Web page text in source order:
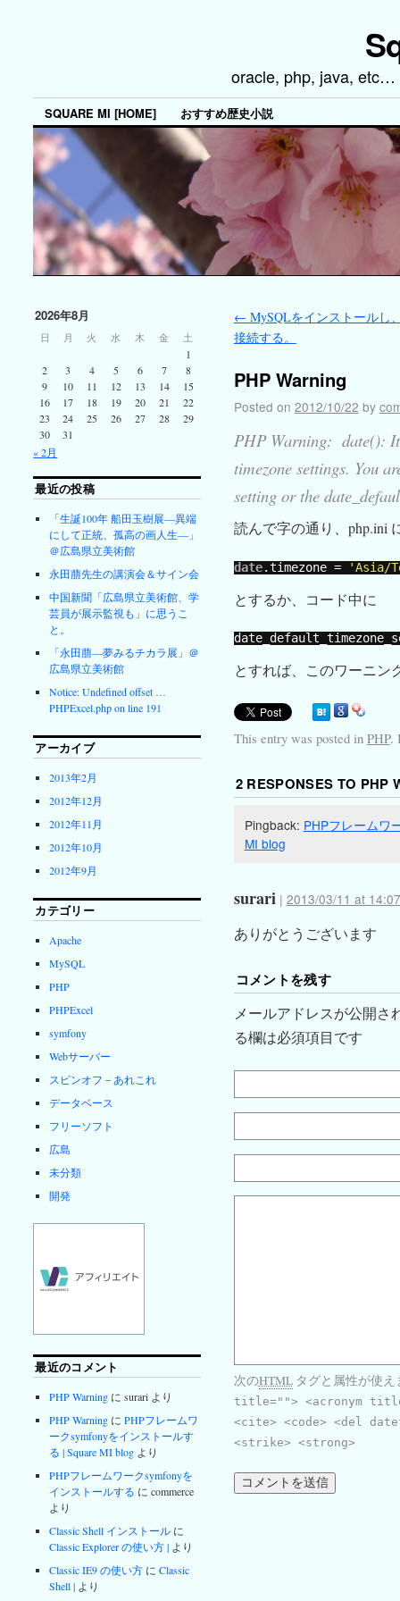
oracle, php, java, etc…
SQUARE MI [HOME] おすすめ歴史小説
← MySQLをインストールし
接続する。
PHP Warning
Posted on 2012/10/22 by
PHP Warning: date(): It
timezone settings. You
setting or the
読んで字の通り、php.ini
date.timezone = 'Asia/
とするか、コード中に
とすれば、このワーニン
This entry was posted in PHP.
2 RESPONSES TO PHP
Pingback: PHPフレームワ
MI blog
surari | 2013/03/11 at 14:07
ありがとうございます
コメントを残す
メールアドレスが公開
る欄は必須項目です
次のHTMLタグと属性が使え
title=""> <acronym
<cite> <code> <del
<strike> <strong>
2026年8月
日 月 火 水 木 金 土
« 2月
1
2
3 4 5 6 7
8
9
10 11 12 13 14
15
16
17 18 19 20 21
22
23
24 25 26 27 28
29
30
31
最近の投稿
「生誕100年 船田玉樹展―異端
にして正統、孤高の画人生―」
＠広島県立美術館
永田萠先生の講演会＆サイン会
中国新聞「広島県立美術館、学
芸員が展示監視も」に思うこ
と。
「永田萠―夢みるチカラ展」＠
広島県立美術館
Notice: Undefined offset …
PHPExcel.php on line 191
アーカイブ
2013年2月
2012年12月
2012年11月
2012年10月
2012年9月
カテゴリー
Apache
MySQL
PHP
PHPExcel
symfony
Webサーバー
スピンオフ－あれこれ
データベース
フリーソフト
広島
未分類
開発
最近のコメント
PHP Warning に surari より
PHP Warning にPHPフレームワ
ークsymfonyをインストールす
る | Square MI blog より
PHPフレームワークsymfonyを
インストールする に commerce
より
Classic Shell インストール に
Classic Explorer の使い方 | より
Classic IE9 の使い方 にClassic
Shell | より